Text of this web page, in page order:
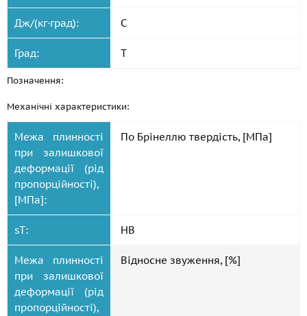
Дж/(кг·град): C
Град: T
Позначення:
Механічні характеристики:
Межа плинності
при залишкової
деформації (рід
пропорційності),
[МПа]:
По Брінеллю твердість, [МПа]
sT: HB
Межа плинності
при залишкової
деформації (рід
пропорційності),
Відносне звуження, [%]